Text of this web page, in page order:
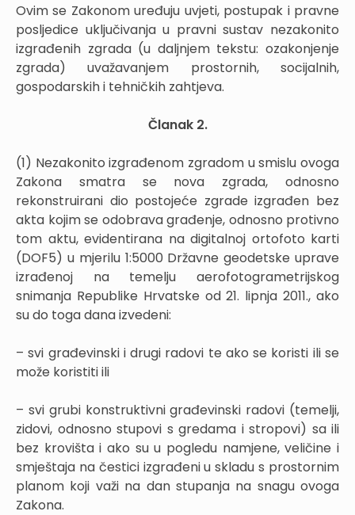
Ovim se Zakonom uređuju uvjeti, postupak i pravne
posljedice uključivanja u pravni sustav nezakonito
izgrađenih zgrada (u daljnjem tekstu: ozakonjenje
zgrada) uvažavanjem prostornih, socijalnih,
gospodarskih i tehničkih zahtjeva.
Članak 2.
(1) Nezakonito izgrađenom zgradom u smislu ovoga
Zakona smatra se nova zgrada, odnosno
rekonstruirani dio postojeće zgrade izgrađen bez
akta kojim se odobrava građenje, odnosno protivno
tom aktu, evidentirana na digitalnoj ortofoto karti
(DOF5) u mjerilu 1:5000 Državne geodetske uprave
izrađenoj na temelju aerofotogrametrijskog
snimanja Republike Hrvatske od 21. lipnja 2011., ako
su do toga dana izvedeni:
– svi građevinski i drugi radovi te ako se koristi ili se
može koristiti ili
– svi grubi konstruktivni građevinski radovi (temelji,
zidovi, odnosno stupovi s gredama i stropovi) sa ili
bez krovišta i ako su u pogledu namjene, veličine i
smještaja na čestici izgrađeni u skladu s prostornim
planom koji važi na dan stupanja na snagu ovoga
Zakona.